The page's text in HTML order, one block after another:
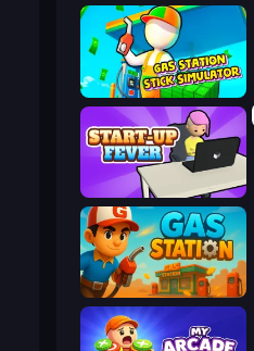
Gas Station - Stick Simulator
StartUp Fever
Gas Station